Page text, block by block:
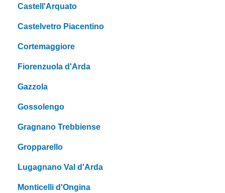
Castell'Arquato
Castelvetro Piacentino
Cortemaggiore
Fiorenzuola d'Arda
Gazzola
Gossolengo
Gragnano Trebbiense
Gropparello
Lugagnano Val d'Arda
Monticelli d'Ongina